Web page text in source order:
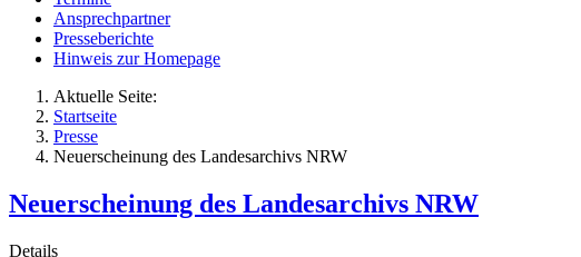
Ansprechpartner
Presseberichte
Hinweis zur Homepage
Aktuelle Seite:
Startseite
Presse
Neuerscheinung des Landesarchivs NRW
Neuerscheinung des Landesarchivs NRW
Details